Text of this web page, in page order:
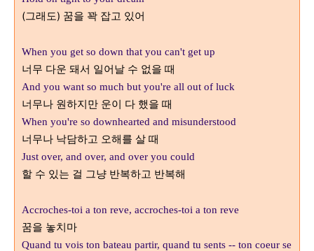
(그래도) 꿈을 꽉 잡고 있어
When you get so down that you can't get up
너무 다운 돼서 일어날 수 없을 때
And you want so much but you're all out of luck
너무나 원하지만 운이 다 했을 때
When you're so downhearted and misunderstood
너무나 낙담하고 오해를 살 때
Just over, and over, and over you could
할 수 있는 걸 그냥 반복하고 반복해
Accroches-toi a ton reve, accroches-toi a ton reve
꿈을 놓치마
Quand tu vois ton bateau partir, quand tu sents -- ton coeur se